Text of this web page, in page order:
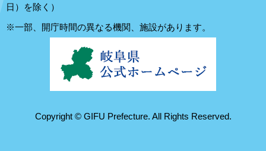
日）を除く）
※一部、開庁時間の異なる機関、施設があります。
Copyright © GIFU Prefecture. All Rights Reserved.